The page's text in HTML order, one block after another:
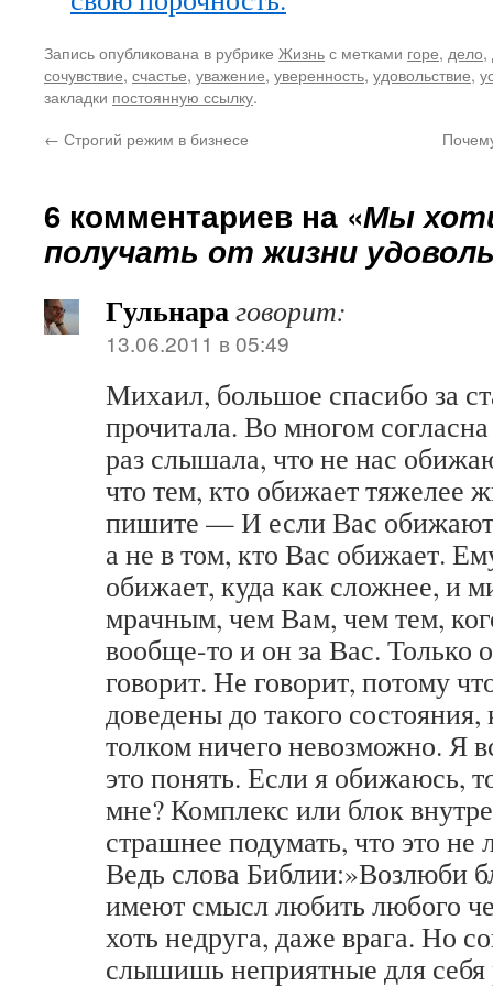
Запись опубликована в рубрике Жизньс метками горе, дело,
сочувствие, счастье, уважение, уверенность, удовольствие,
закладки постоянную ссылку.
← Строгий режим в бизнесе
6 комментариев на «Мы
получать от жизни
Гульнараговорит:
13.06.2011 в 05:49
Михаил, большое спасибо за
прочитала. Во многом
раз слышала, что не нас
что тем, кто обижает тяжелее
пишите — И если Вас
а не в том, кто Вас обижает.
обижает, куда как сложнее, и
мрачным, чем Вам, чем тем,
вообще-то и он за Вас. Только
говорит. Не говорит, потому
доведены до такого состояния,
толком ничего невозможно. Я
это понять. Если я обижаюсь,
мне? Комплекс или блок
страшнее подумать, что это не
Ведь слова Библии:»Возлюби
имеют смысл любить любого
хоть недруга, даже врага. Но
слышишь неприятные для себя